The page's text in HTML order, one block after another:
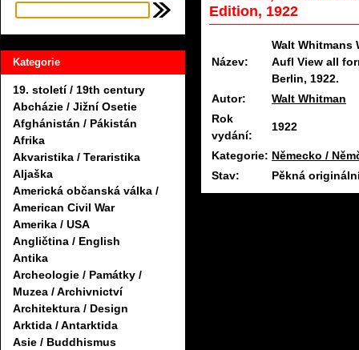
Kategorie
19. století / 19th century
Abcházie / Jižní Osetie
Afghánistán / Pákistán
Afrika
Akvaristika / Teraristika
Aljaška
Americká občanská válka /
American Civil War
Amerika / USA
Angličtina / English
Antika
Archeologie / Památky /
Muzea / Archivnictví
Architektura / Design
Arktida / Antarktida
Asie / Buddhismus
Edition, 1922
Název:
Walt Whitmans
Aufl View all
Berlin, 1922.
Autor:
Walt Whitman
Rok
vydání:
1922
Kategorie: Německo /
Stav:
Pěkná